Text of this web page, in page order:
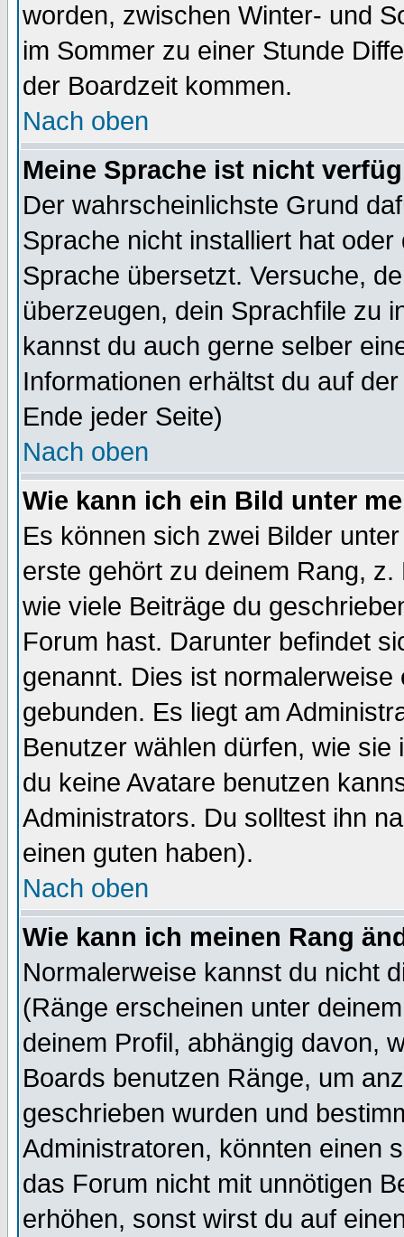
worden, zwischen Winter- und
im Sommer zu einer Stunde
der Boardzeit kommen.
Nach oben
Meine Sprache ist nicht
Der wahrscheinlichste Grund
Sprache nicht installiert hat
Sprache übersetzt. Versuche,
überzeugen, dein Sprachfile zu
kannst du auch gerne selber
Informationen erhältst du auf
Ende jeder Seite)
Nach oben
Wie kann ich ein Bild unter
Es können sich zwei Bilder
erste gehört zu deinem Rang,
wie viele Beiträge du
Forum hast. Darunter befindet
genannt. Dies ist
gebunden. Es liegt am
Benutzer wählen dürfen, wie
du keine Avatare benutzen
Administrators. Du solltest ihn
einen guten haben).
Nach oben
Wie kann ich meinen Rang
Normalerweise kannst du nicht
(Ränge erscheinen unter
deinem Profil, abhängig davon,
Boards benutzen Ränge, um
geschrieben wurden und
Administratoren, könnten einen
das Forum nicht mit unnötigen
erhöhen, sonst wirst du auf